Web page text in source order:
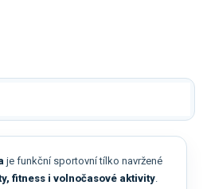
je funkční sportovní tílko navržené
fitness i volnočasové aktivity.